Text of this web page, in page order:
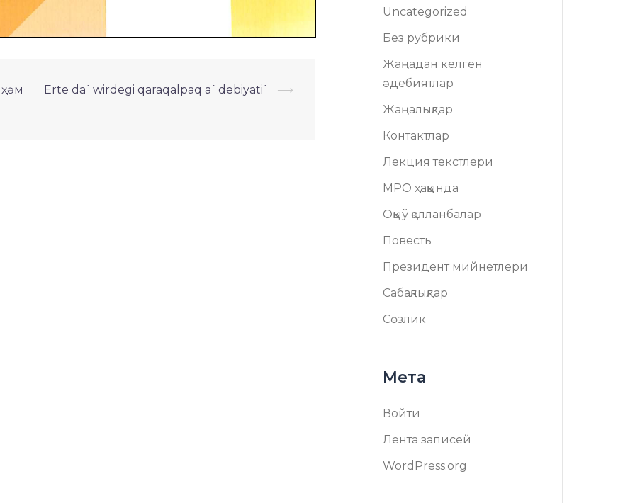
ҳәм
Erte da`wirdegi qaraqalpaq a`debiyati` ⟶
Uncategorized
Без рубрики
Жаңадан келген
әдебиятлар
Жаңалықлар
Контактлар
Лекция текстлери
МРО ҳаққында
Оқыў қолланбалар
Повесть
Президент мийнетлери
Сабақлықлар
Сөзлик
Мета
Войти
Лента записей
WordPress.org